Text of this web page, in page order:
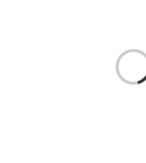
Loading...